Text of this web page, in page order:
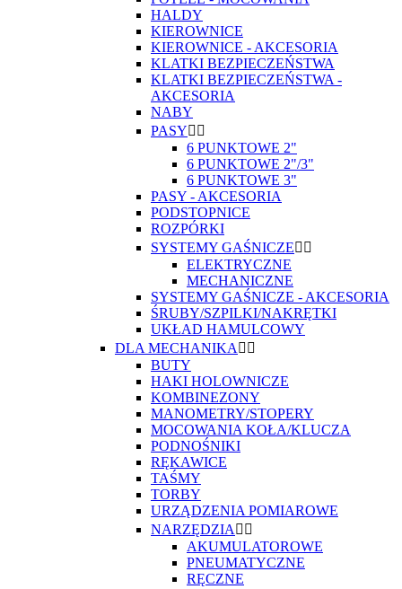
HALDY
KIEROWNICE
KIEROWNICE - AKCESORIA
KLATKI BEZPIECZEŃSTWA
KLATKI BEZPIECZEŃSTWA -
AKCESORIA
NABY
PASY 
6 PUNKTOWE 2"
6 PUNKTOWE 2"/3"
6 PUNKTOWE 3"
PASY - AKCESORIA
PODSTOPNICE
ROZPÓRKI
SYSTEMY GAŚNICZE 
ELEKTRYCZNE
MECHANICZNE
SYSTEMY GAŚNICZE - AKCESORIA
ŚRUBY/SZPILKI/NAKRĘTKI
UKŁAD HAMULCOWY
DLA MECHANIKA  
BUTY
HAKI HOLOWNICZE
KOMBINEZONY
MANOMETRY/STOPERY
MOCOWANIA KOŁA/KLUCZA
PODNOŚNIKI
RĘKAWICE
TAŚMY
TORBY
URZĄDZENIA POMIAROWE
NARZĘDZIA  
AKUMULATOROWE
PNEUMATYCZNE
RĘCZNE